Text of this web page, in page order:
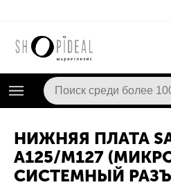
НИЖНЯЯ ПЛАТА
A125/M127
СИСТЕМНЫЙ